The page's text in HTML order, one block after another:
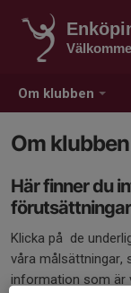
Om klubben
Om klubben
Här finner du
Klicka på de
våra målsättningar,
information som är